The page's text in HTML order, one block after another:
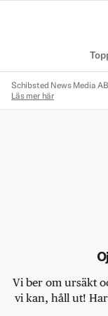
Schibsted News Media
Läs mer här
Vi ber om ursäkt
vi kan, håll ut!